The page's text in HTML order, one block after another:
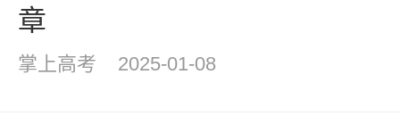
章
掌上高考 2025-01-08